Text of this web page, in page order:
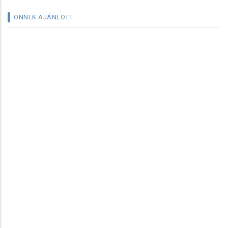
ÖNNEK AJÁNLOTT